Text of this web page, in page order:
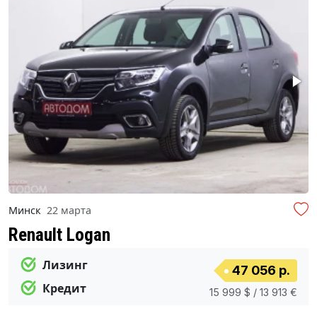
Минск 22 марта
Renault Logan
Лизинг
Кредит
47 056 р.
15 999 $ / 13 913 €